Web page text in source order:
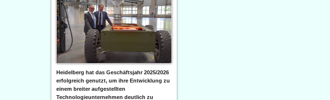
Heidelberg hat das Geschäftsjahr 2025/2026
erfolgreich genutzt, um ihre Entwicklung zu
einem breiter aufgestellten
Technologieunternehmen deutlich zu